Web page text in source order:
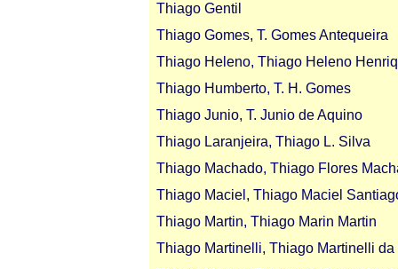
Thiago Gentil
Thiago Gomes, T. Gomes Antequeira
Thiago Heleno, Thiago Heleno
Thiago Humberto, T. H. Gomes
Thiago Junio, T. Junio de Aquino
Thiago Laranjeira, Thiago L. Silva
Thiago Machado, Thiago Flores
Thiago Maciel, Thiago Maciel
Thiago Martin, Thiago Marin Martin
Thiago Martinelli, Thiago Martinelli da